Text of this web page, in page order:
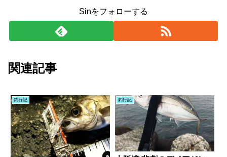
Sinをフォローする
関連記事
釣行記 釣行記